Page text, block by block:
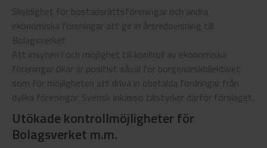
Skyldighet för bostadsrättsföreningar och andra
ekonomiska föreningar att ge in årsredovisning till
Bolagsverket
Att insynen i och möjlighet till kontroll av ekonomiska
föreningar ökar är positivt såväl för borgenärskollektivet
som för möjligheten att driva in obetalda fordringar från
dylika föreningar. Svensk Inkasso tillstyrker därför förslaget.
Utökade kontrollmöjligheter för
Bolagsverket m.m.